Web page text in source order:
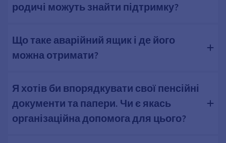
родичі можуть знайти підтримку?
Що таке аварійний ящик і де його
можна отримати?
Я хотів би впорядкувати свої пенсійні
документи та папери. Чи є якась
організаційна допомога для цього?